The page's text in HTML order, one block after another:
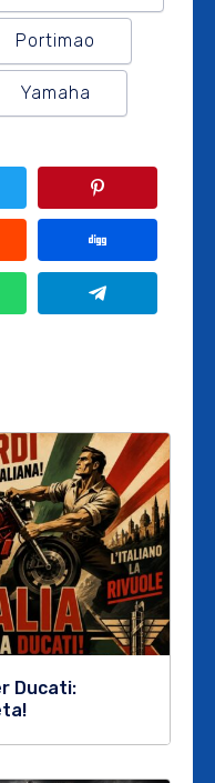
Portimao
Yamaha
Ducati: